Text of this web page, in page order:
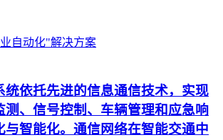
自动化"解决方案
统依托先进的信息通信技术，实现
测、信号控制、车辆管理和应急响
与智能化。通信网络在智能交通中